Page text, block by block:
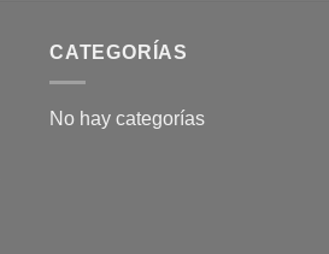
CATEGORÍAS
No hay categorías